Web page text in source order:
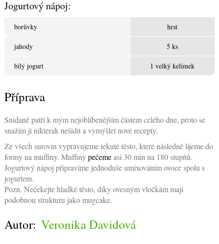
Jogurtový nápoj:
borůvky hrst
jahody 5 ks
bílý jogurt 1 velký kelímek
Příprava
Snídaně patří k mým nejoblíbenějším částem celého dne, proto se
snažím ji nikterak nešidit a vymýšlet nové recepty.
Ze všech surovin vypravujeme tekuté těsto, které následně lijeme do
formy na muffiny. Muffinypečemeasi 30 min na 180 stupňů.
Jogurtový nápoj připravíme jednoduše umixováním ovoce spolu s
jogurtem.
Pozn. Nečekejte hladké těsto, díky ovesným vločkám mají
podobnou strukturu jako mugcake.
Autor: Veronika Davidová